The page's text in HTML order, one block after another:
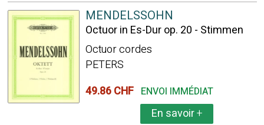
MENDELSSOHN
Octuor in Es-Dur op. 20 - Stimmen
Octuor cordes
PETERS
49.86 CHF ENVOI IMMÉDIAT
En savoir+